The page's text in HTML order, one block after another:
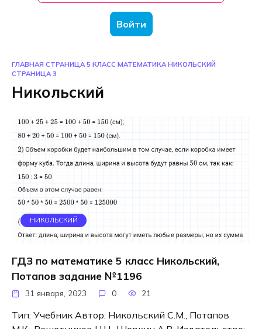
Войти
ГЛАВНАЯ СТРАНИЦА 5 КЛАСС МАТЕМАТИКА НИКОЛЬСКИЙ
СТРАНИЦА 3
Никольский
НИКОЛЬСКИЙ
ГДЗ по математике 5 класс Никольский,
Потапов задание №1196
31 января, 2023 0 21
Тип: Учебник Автор: Никольский С.М., Потапов